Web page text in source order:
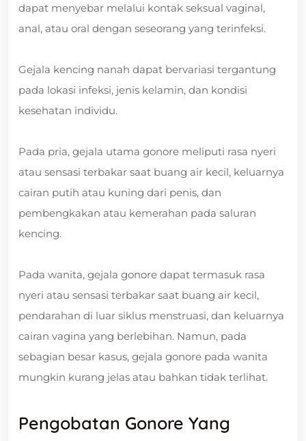
dapat menyebar melalui kontak seksual vaginal,
anal, atau oral dengan seseorang yang terinfeksi.
Gejala kencing nanah dapat bervariasi tergantung
pada lokasi infeksi, jenis kelamin, dan kondisi
kesehatan individu.
Pada pria, gejala utama gonore meliputi rasa nyeri
atau sensasi terbakar saat buang air kecil, keluarnya
cairan putih atau kuning dari penis, dan
pembengkakan atau kemerahan pada saluran
kencing.
Pada wanita, gejala gonore dapat termasuk rasa
nyeri atau sensasi terbakar saat buang air kecil,
pendarahan di luar siklus menstruasi, dan keluarnya
cairan vagina yang berlebihan. Namun, pada
sebagian besar kasus, gejala gonore pada wanita
mungkin kurang jelas atau bahkan tidak terlihat.
Pengobatan Gonore Yang